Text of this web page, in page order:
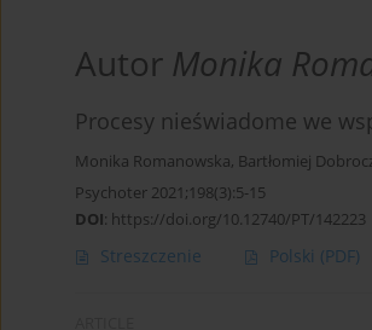
Autor Monika
Procesy nieświadome we
Monika Romanowska, Bartłomiej
Psychoter 2021;198(3):5-15
DOI: https://doi.org/10.12740/PT/142223
Streszczenie Polski (PDF)